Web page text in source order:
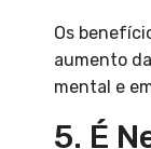
Os
aumento
mental e
5. É